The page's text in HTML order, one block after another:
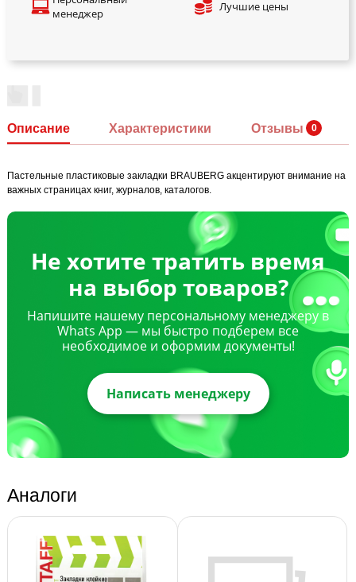
менеджер
Лучшие цены
Описание Характеристики Отзывы
Пастельные пластиковые закладки BRAUBERG акцентируют внимание на
важных страницах книг, журналов, каталогов.
Не хотите тратить время
на выбор товаров?
Напишите нашему персональному менеджеру в
Whats App — мы быстро подберем все
необходимое и оформим документы!
Написать менеджеру
Аналоги